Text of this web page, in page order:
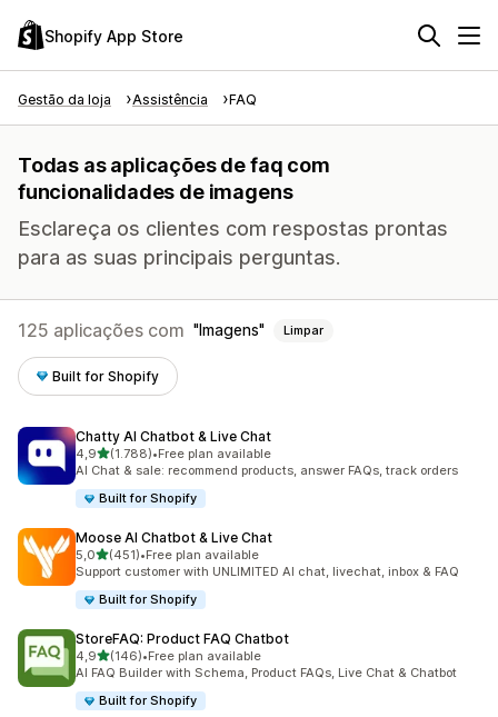
Shopify App Store
Gestão da loja Assistência FAQ
Todas as aplicações de faq com
funcionalidades de imagens
Esclareça os clientes com respostas prontas
para as suas principais perguntas.
125 aplicações com Imagens Limpar
Built for Shopify
Chatty AI Chatbot & Live Chat
4,9de 5 estrelas
(1.788)
1788 total de avaliações
•Free plan available
AI Chat & sale: recommend products, answer FAQs, track orders
Built for Shopify
Moose AI Chatbot & Live Chat
5,0de 5 estrelas
(451)
451 total de avaliações
•Free plan available
Support customer with UNLIMITED AI chat, livechat, inbox & FAQ
Built for Shopify
StoreFAQ: Product FAQ Chatbot
4,9de 5 estrelas
(146)
146 total de avaliações
•Free plan available
AI FAQ Builder with Schema, Product FAQs, Live Chat & Chatbot
Built for Shopify